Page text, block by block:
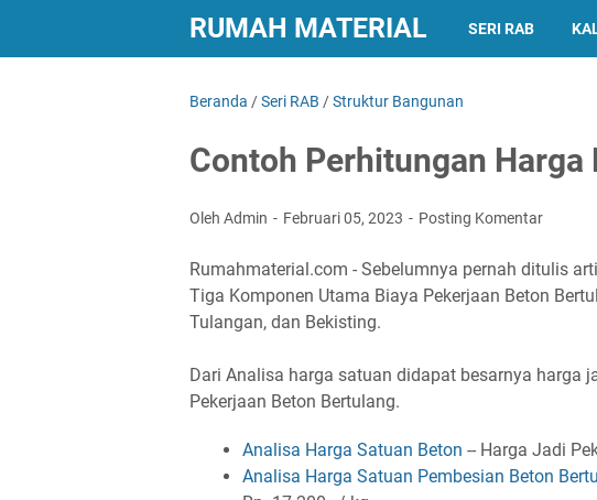
RUMAH MATERIAL SERI RAB
Beranda /Seri RAB /Struktur Bangunan
Contoh Perhitungan
Oleh Admin Februari 05, 2023 Posting Komentar
Rumahmaterial.com - Sebelumnya pernah ditulis
Tiga Komponen Utama Biaya Pekerjaan Beton
Tulangan, dan Bekisting.
Dari Analisa harga satuan didapat besarnya harga
Pekerjaan Beton Bertulang.
Analisa Harga Satuan Beton -- Harga Jadi
Analisa Harga Satuan Pembesian Beton